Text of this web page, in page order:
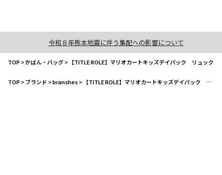
令和８年熊本地震に伴う集配への影響について
TOP>かばん・バッグ> 【TITLE ROLE】マリオカートキッズデイパック リュック
TOP>ブランド >branshes> 【TITLE ROLE】マリオカートキッズデイパック リュック